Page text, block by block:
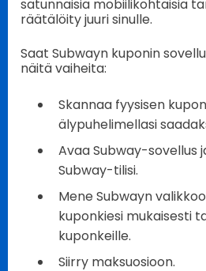
satunnaisia mobiilikohtaisia
räätälöity juuri sinulle.
Saat Subwayn kuponin
näitä vaiheita:
Skannaa fyysisen
älypuhelimellasi
Avaa Subway-sovellus
Subway-tilisi.
Mene Subwayn
kuponkiesi mukaisesti
kuponkeille.
Siirry maksuosioon.